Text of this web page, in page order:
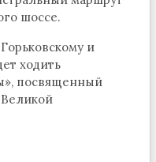
шоссе.
и
ходить
посвященный
Великой